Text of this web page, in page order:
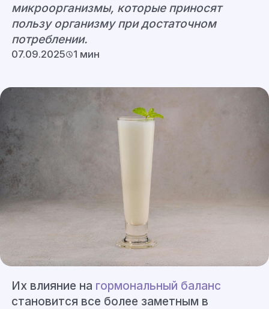
микроорганизмы, которые приносят
пользу организму при достаточном
потреблении.
07.09.2025 1 мин
Их влияние на гормональный баланс
становится все более заметным в